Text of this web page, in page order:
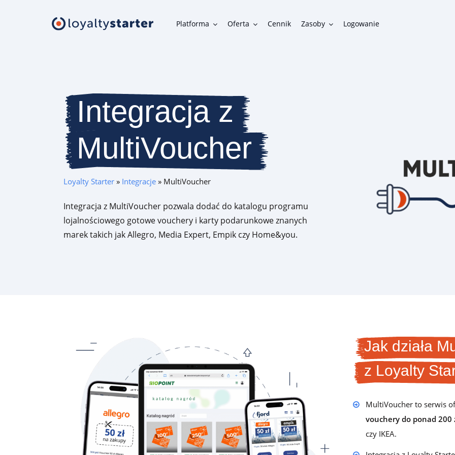
Platforma Oferta Cennik Zasoby
Logowanie
Aplikacja mobilna, panel uczestnika, karta w telefonie i inne
narzędzia klienta
Moduły organizatora
Narzędzia do szybkiej i wygodnej obsługi programu
lojalnościowego
Integracje
Możliwości połączenia programu lojalnościowego z innymi
systemami w firmie
Historie klientów
Zainspiruj się case studies z prawdziwych wdrożeń naszych
Dowiedz się, co o platformie Loyalty Starter myślą jej
użytkownicy
Programy lojalnościowe krok po kroku
Zobacz przewodnik wprowadzający w temat programów
Baza wiedzy
Dowiedz się więcej o konfiguracji programu
Integracja z
MultiVoucher
Loyalty Starter» Integracje» MultiVoucher
Integracja z MultiVoucher pozwala dodać do katalogu programu
lojalnościowego gotowe vouchery i karty podarunkowe znanych
marek takich jak Allegro, Media Expert, Empik czy Home&you.
Jak działa
z Loyalty
MultiVoucher to serwis
vouchery do ponad 200
czy IKEA.